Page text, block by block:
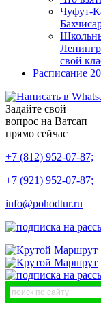
Чуфут-
свой
Расписание
Задайте свой
вопрос на Ватсап
прямо сейчас
+7 (812) 952-07-87;
+7 (921) 952-07-87;
info@pohodtur.ru